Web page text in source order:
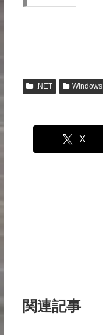
.NET Windows
X
関連記事